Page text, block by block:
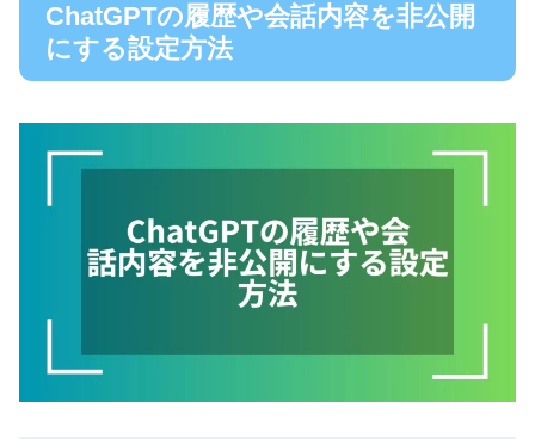
ChatGPTの履歴や会話内容を非公開
にする設定方法